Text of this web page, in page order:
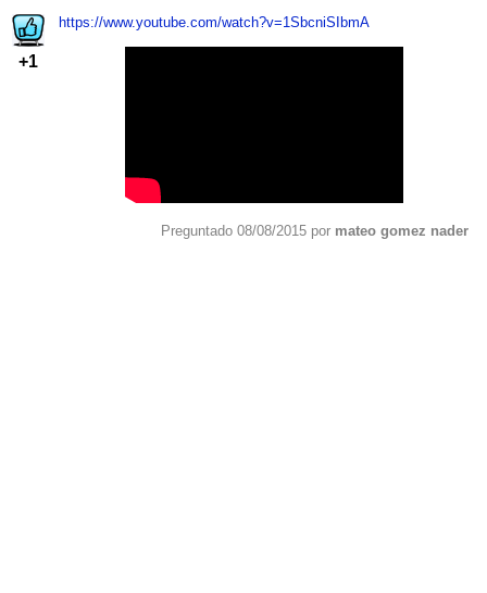
+1
https://www.youtube.com/watch?v=1SbcniSIbmA
Preguntado 08/08/2015 por mateo gomez nader